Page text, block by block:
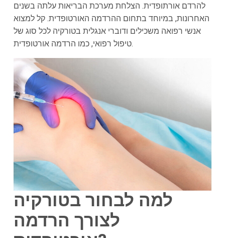
להרדם אורתופדית. הצלחת מערכת הבריאות עלתה בשנים
האחרונות, במיוחד בתחום ההרדמה האורטופדית. קל למצוא
אנשי רפואה משכילים ודוברי אנגלית בטורקיה לכל סוג של
טיפול רפואי, כמו הרדמה אורטופדית.
למה לבחור בטורקיה
לצורך הרדמה